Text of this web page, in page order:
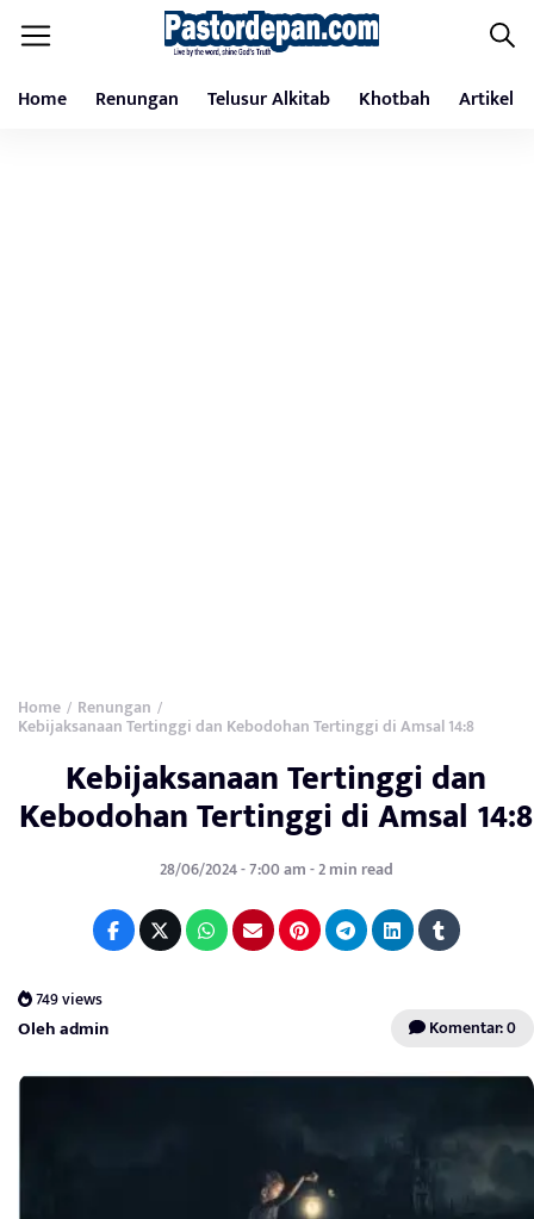
Home Renungan Telusur Alkitab Khotbah Artikel
Home / Renungan /
Kebijaksanaan Tertinggi dan Kebodohan Tertinggi di Amsal 14:8
Kebijaksanaan Tertinggi dan
Kebodohan Tertinggi di Amsal 14:8
28/06/2024 - 7:00 am - 2 min read
749 views
Oleh admin Komentar: 0